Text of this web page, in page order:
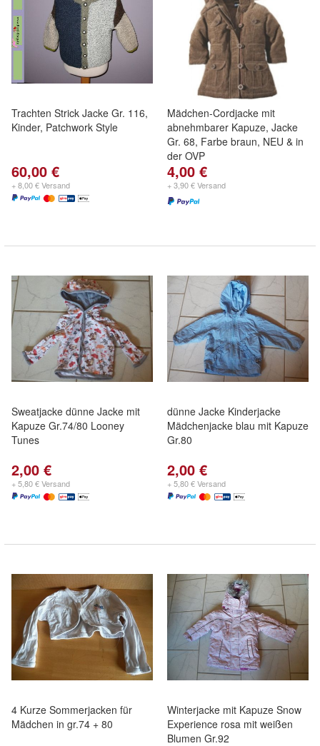
Trachten Strick Jacke Gr. 116,
Kinder, Patchwork Style
60,00 €
+ 8,00 € Versand
Mädchen-Cordjacke mit
abnehmbarer Kapuze, Jacke
Gr. 68, Farbe braun, NEU & in
der OVP
4,00 €
+ 3,90 € Versand
Sweatjacke dünne Jacke mit
Kapuze Gr.74/80 Looney
Tunes
2,00 €
+ 5,80 € Versand
dünne Jacke Kinderjacke
Mädchenjacke blau mit Kapuze
Gr.80
2,00 €
+ 5,80 € Versand
4 Kurze Sommerjacken für
Mädchen in gr.74 + 80
Winterjacke mit Kapuze Snow
Experience rosa mit weißen
Blumen Gr.92